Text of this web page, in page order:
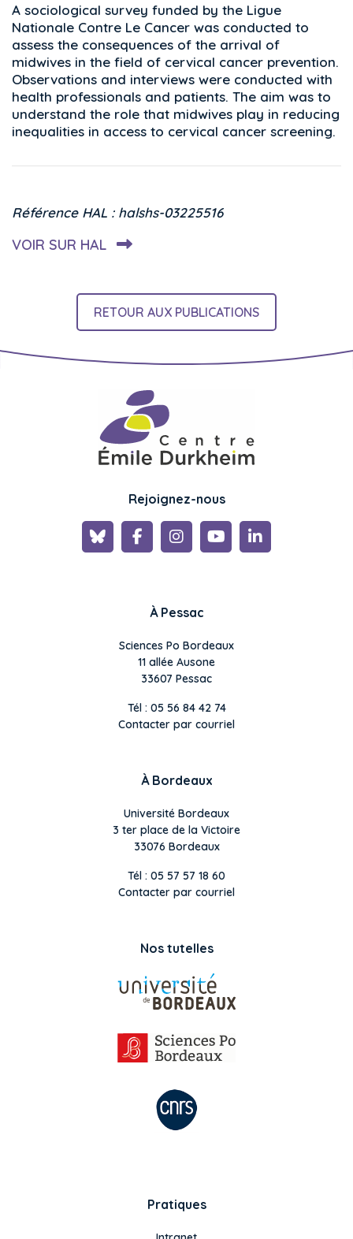
A sociological survey funded by the Ligue
Nationale Contre Le Cancer was conducted to
assess the consequences of the arrival of
midwives in the field of cervical cancer prevention.
Observations and interviews were conducted with
health professionals and patients. The aim was to
understand the role that midwives play in reducing
inequalities in access to cervical cancer screening.
Référence HAL : halshs-03225516
VOIR SUR HAL
RETOUR AUX PUBLICATIONS
Rejoignez-nous
À Pessac
Sciences Po Bordeaux
11 allée Ausone
33607 Pessac
Tél : 05 56 84 42 74
Contacter par courriel
À Bordeaux
Université Bordeaux
3 ter place de la Victoire
33076 Bordeaux
Tél : 05 57 57 18 60
Contacter par courriel
Nos tutelles
Pratiques